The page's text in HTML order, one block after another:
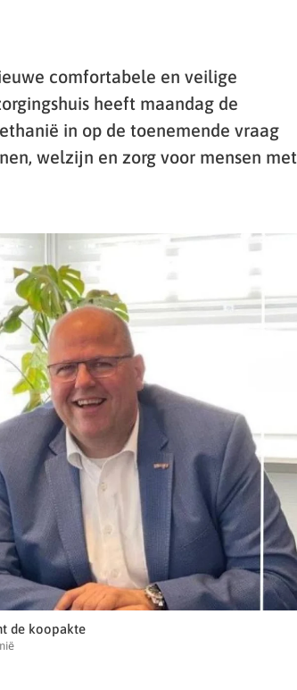
comfortabele en veilige
heeft maandag de
in op de toenemende vraag
welzijn en zorg voor mensen met
de koopakte